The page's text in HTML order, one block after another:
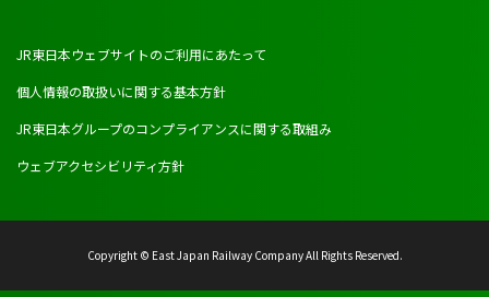
JR東日本ウェブサイトのご利用にあたって
個人情報の取扱いに関する基本方針
JR東日本グループのコンプライアンスに関する取組み
ウェブアクセシビリティ方針
Copyright © East Japan Railway Company All Rights Reserved.